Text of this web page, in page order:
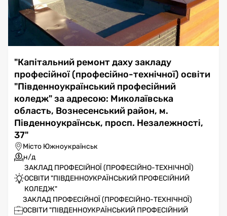
"Капітальний ремонт даху закладу
професійної (професійно-технічної) освіти
"Південноукраїнський професійний
коледж" за адресою: Миколаївська
область, Вознесенський район, м.
Південноукраїнськ, просп. Незалежності,
37"
Місто Южноукраїнськ
н/д
ЗАКЛАД ПРОФЕСІЙНОЇ (ПРОФЕСІЙНО-ТЕХНІЧНОЇ)
ОСВІТИ "ПІВДЕННОУКРАЇНСЬКИЙ ПРОФЕСІЙНИЙ
КОЛЕДЖ"
ЗАКЛАД ПРОФЕСІЙНОЇ (ПРОФЕСІЙНО-ТЕХНІЧНОЇ)
ОСВІТИ "ПІВДЕННОУКРАЇНСЬКИЙ ПРОФЕСІЙНИЙ